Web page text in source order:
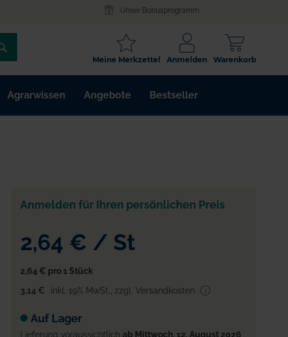
Unser Bonusprogramm
/
ARTIKELNR.
/
Warenkorb
Anmelden
Meine Merkzettel
Agrarwissen Angebote Bestseller
Anmelden für Ihren persönlichen Preis
2,64 € / St
2,64 € pro 1 Stück
3,14 €
inkl. 19% MwSt. zzgl. Versandkosten
Auf Lager
Lieferung voraussichtlich ab Mittwoch, 12. August 2026